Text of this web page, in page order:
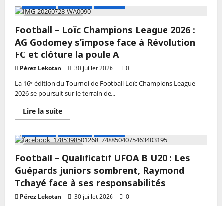
Pétanque
–
Tournoi
National
:
Cotonou
accueille
grande
fête
de
la
ce
week-
Football – Loïc Champions League 2026 :
AG Godomey s’impose face à Révolution
FC et clôture la poule A
Pérez Lekotan 30 juillet 2026 0
La 16ᵉ édition du Tournoi de Football Loïc Champions League
2026 se poursuit sur le terrain de...
Lire la suiteEn
savoir
Football
–
Champions
League
2026
:
AG
Godomey
s’impose
Football – Qualificatif UFOA B U20 : Les
Guépards juniors sombrent, Raymond
Tchayé face à ses responsabilités
Pérez Lekotan 30 juillet 2026 0